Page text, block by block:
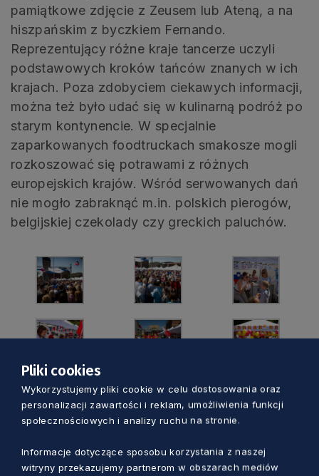
pamiątkowe zdjęcie z Zeusem lub Ateną, a na
hiszpańskim z byczkiem Fernando.
Reprezentujący różne kraje tancerze uczyli
podstawowych kroków tańców znanych w ich
krajach. Poza zdobyciem ciekawych informacji,
można też było udać się w kulinarną podróż po
starym kontynencie. W specjalnie
zaparkowanych foodtruckach smakosze mogli
rozkoszować się potrawami z różnych
europejskich krajów. Wśród serwowanych dań
nie mogło zabraknąć m.in. polskich pierogów,
belgijskiej czekolady czy greckich paluchów.
Pliki cookies
Wykorzystujemy pliki cookie w celu dostosowania oraz
personalizacji zawartości i reklam, umożliwienia funkcji
społecznościowych i analizy ruchu na stronie.
Informacje dotyczące sposobu korzystania z naszej
witryny przekazujemy partnerom w obszarach mediów